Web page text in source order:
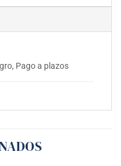
Pago a plazos